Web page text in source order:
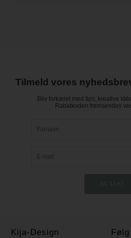
Tilmeld vores
Bliv forkælet med tips, kreative
Rabatkoden fremsendes
Kija-Design